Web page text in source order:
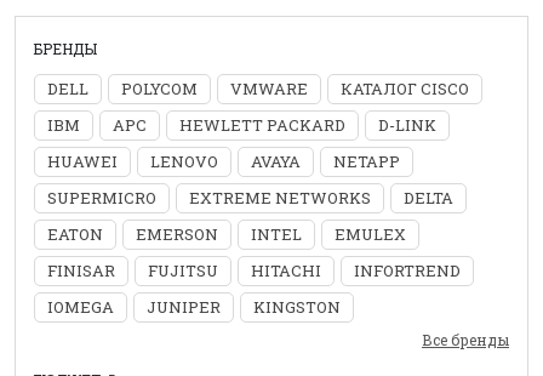
БРЕНДЫ
DELL POLYCOM VMWARE
КАТАЛОГ CISCO
IBM
APC HEWLETT PACKARD
D-LINK
HUAWEI
LENOVO AVAYA
NETAPP
SUPERMICRO
EXTREME NETWORKS
DELTA
EATON
EMERSON INTEL
EMULEX
FINISAR
FUJITSU HITACHI
INFORTREND
IOMEGA
JUNIPER KINGSTON
Все бренды